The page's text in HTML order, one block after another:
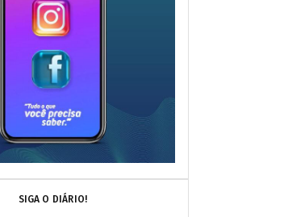
SIGA O DIÁRIO!